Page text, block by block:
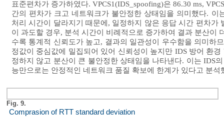
표준편차가 증가하였다. VPCS1(IDS_spoofing)은 86.30 ms,
간의 편차가 크고 네트워크가 불안정한 상태임을 의미했다.
처리 시간이 달라지기 때문에, 일정하지 않은 응답 시간 편차
이 과도할 경우, 분석 시간이 비례적으로 증가하여 결과 분산이
수록 통계적 신뢰도가 높고, 결과의 일관성이 우수함을 의미하
정값이 중심값에 밀집되어 있어 신뢰성이 높지만 IDS 방어 환
정하지 않고 분산이 큰 불안정한 상태임을 나타낸다. 이는 IDS
능만으로는 안정적인 네트워크 품질 확보에 한계가 있다고 분석
Fig. 9.
Comprasion of RTT standard deviation